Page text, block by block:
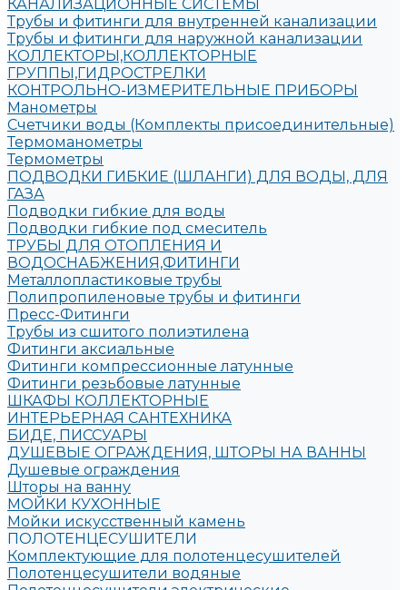
КАНАЛИЗАЦИОННЫЕ СИСТЕМЫ
Трубы и фитинги для внутренней канализации
Трубы и фитинги для наружной канализации
КОЛЛЕКТОРЫ,КОЛЛЕКТОРНЫЕ
ГРУППЫ,ГИДРОСТРЕЛКИ
КОНТРОЛЬНО-ИЗМЕРИТЕЛЬНЫЕ ПРИБОРЫ
Манометры
Счетчики воды (Комплекты присоединительные)
Термоманометры
Термометры
ПОДВОДКИ ГИБКИЕ (ШЛАНГИ) ДЛЯ ВОДЫ, ДЛЯ
ГАЗА
Подводки гибкие для воды
Подводки гибкие под смеситель
ТРУБЫ ДЛЯ ОТОПЛЕНИЯ И
ВОДОСНАБЖЕНИЯ,ФИТИНГИ
Металлопластиковые трубы
Полипропиленовые трубы и фитинги
Пресс-Фитинги
Трубы из сшитого полиэтилена
Фитинги аксиальные
Фитинги компрессионные латунные
Фитинги резьбовые латунные
ШКАФЫ КОЛЛЕКТОРНЫЕ
ИНТЕРЬЕРНАЯ САНТЕХНИКА
БИДЕ, ПИССУАРЫ
ДУШЕВЫЕ ОГРАЖДЕНИЯ, ШТОРЫ НА ВАННЫ
Душевые ограждения
Шторы на ванну
МОЙКИ КУХОННЫЕ
Мойки искусственный камень
ПОЛОТЕНЦЕСУШИТЕЛИ
Комплектующие для полотенцесушителей
Полотенцесушители водяные